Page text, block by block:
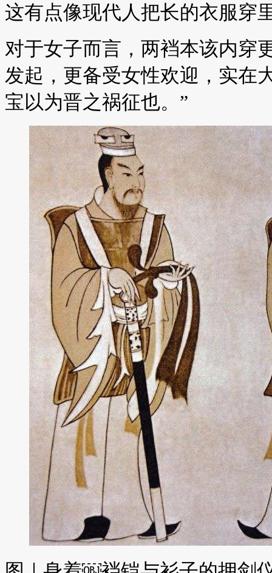
这有点像现代人把长的衣服穿
对于女子而言，两裆本该内穿
发起，更备受女性欢迎，实在
宝以为晋之祸征也。”